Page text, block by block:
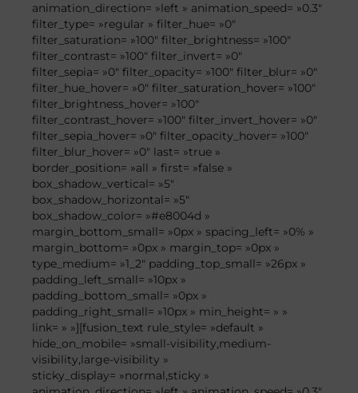
animation_direction= »left » animation_speed= »0.3″
filter_type= »regular » filter_hue= »0″
filter_saturation= »100″ filter_brightness= »100″
filter_contrast= »100″ filter_invert= »0″
filter_sepia= »0″ filter_opacity= »100″ filter_blur= »0″
filter_hue_hover= »0″ filter_saturation_hover= »100″
filter_brightness_hover= »100″
filter_contrast_hover= »100″ filter_invert_hover= »0″
filter_sepia_hover= »0″ filter_opacity_hover= »100″
filter_blur_hover= »0″ last= »true »
border_position= »all » first= »false »
box_shadow_vertical= »5″
box_shadow_horizontal= »5″
box_shadow_color= »#e8004d »
margin_bottom_small= »0px » spacing_left= »0% »
margin_bottom= »0px » margin_top= »0px »
type_medium= »1_2″ padding_top_small= »26px »
padding_left_small= »10px »
padding_bottom_small= »0px »
padding_right_small= »10px » min_height= » »
link= » »][fusion_text rule_style= »default »
hide_on_mobile= »small-visibility,medium-
visibility,large-visibility »
sticky_display= »normal,sticky »